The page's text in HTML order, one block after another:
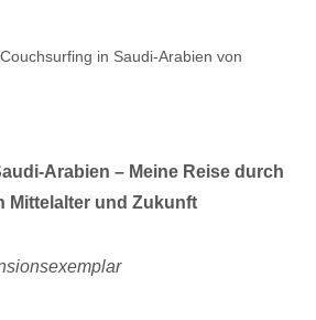
Arabien – Meine Reise durch
Mittelalter und Zukunft